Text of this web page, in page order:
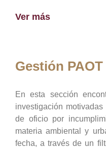
Ver más
Gestión PAOT
En esta sección
investigación
de oficio por
materia ambiental y
fecha, a través de un